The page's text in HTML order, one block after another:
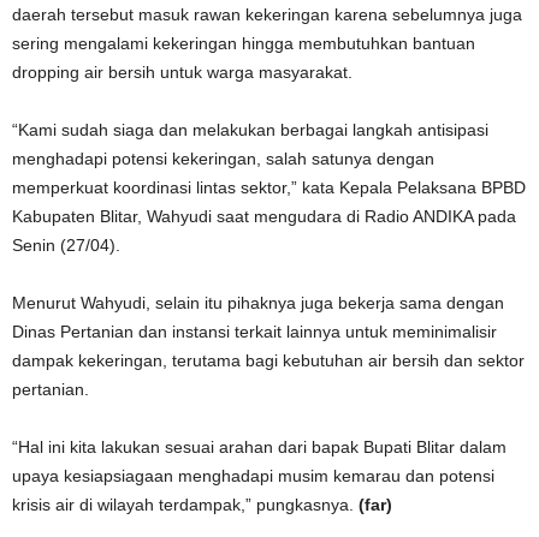
daerah tersebut masuk rawan kekeringan karena sebelumnya juga
sering mengalami kekeringan hingga membutuhkan bantuan
dropping air bersih untuk warga masyarakat.
“Kami sudah siaga dan melakukan berbagai langkah antisipasi
menghadapi potensi kekeringan, salah satunya dengan
memperkuat koordinasi lintas sektor,” kata Kepala Pelaksana BPBD
Kabupaten Blitar, Wahyudi saat mengudara di Radio ANDIKA pada
Senin (27/04).
Menurut Wahyudi, selain itu pihaknya juga bekerja sama dengan
Dinas Pertanian dan instansi terkait lainnya untuk meminimalisir
dampak kekeringan, terutama bagi kebutuhan air bersih dan sektor
pertanian.
“Hal ini kita lakukan sesuai arahan dari bapak Bupati Blitar dalam
upaya kesiapsiagaan menghadapi musim kemarau dan potensi
krisis air di wilayah terdampak,” pungkasnya. (far)